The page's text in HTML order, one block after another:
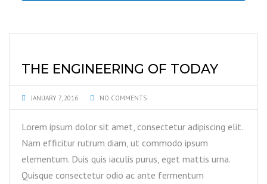
THE ENGINEERING OF TODAY
JANUARY 7, 2016 NO COMMENTS
Lorem ipsum dolor sit amet, consectetur adipiscing elit.
Nam efficitur rutrum diam, ut commodo ipsum
elementum. Duis quis iaculis purus, eget mattis urna.
Quisque consectetur odio ac ante fermentum